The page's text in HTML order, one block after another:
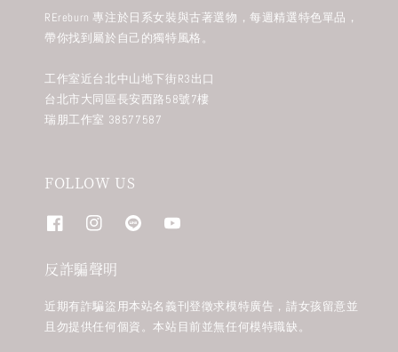
REreburn 專注於日系女裝與古著選物，每週精選特色單品，
帶你找到屬於自己的獨特風格。
工作室近台北中山地下街R3出口
台北市大同區長安西路58號7樓
瑞朋工作室 38577587
FOLLOW US
反詐騙聲明
近期有詐騙盜用本站名義刊登徵求模特廣告，請女孩留意並
且勿提供任何個資。本站目前並無任何模特職缺。